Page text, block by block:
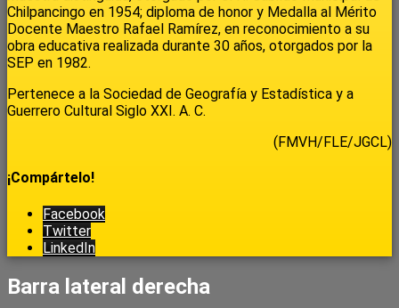
Chilpancingo en 1954; diploma de honor y Medalla al Mérito
Docente Maestro Rafael Ramírez, en reconocimiento a su
obra educativa realizada durante 30 años, otorgados por la
SEP en 1982.
Pertenece a la Sociedad de Geografía y Estadística y a
Guerrero Cultural Siglo XXI. A. C.
(FMVH/FLE/JGCL)
¡Compártelo!
Facebook
Twitter
LinkedIn
Barra lateral derecha